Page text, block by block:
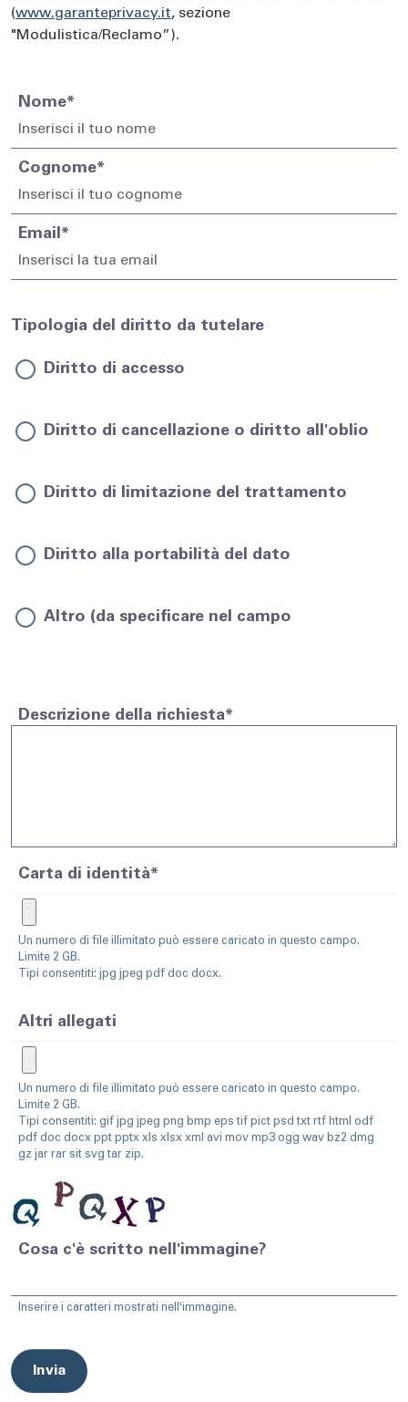
(www.garanteprivacy.it, sezione
"Modulistica/Reclamo”).
Nome*
Cognome*
Email*
Tipologia del diritto da tutelare
Diritto di accesso
Diritto di cancellazione o diritto all'oblio
Diritto di limitazione del trattamento
Diritto alla portabilità del dato
Altro (da specificare nel campo
Descrizione della richiesta*
Carta di identità*
Un numero di file illimitato può essere caricato in questo campo.
Limite 2 GB.
Tipi consentiti: jpg jpeg pdf doc docx.
Altri allegati
Un numero di file illimitato può essere caricato in questo campo.
Limite 2 GB.
Tipi consentiti: gif jpg jpeg png bmp eps tif pict psd txt rtf html odf
pdf doc docx ppt pptx xls xlsx xml avi mov mp3 ogg wav bz2 dmg
gz jar rar sit svg tar zip.
Cosa c'è scritto nell'immagine?
Inserire i caratteri mostrati nell'immagine.